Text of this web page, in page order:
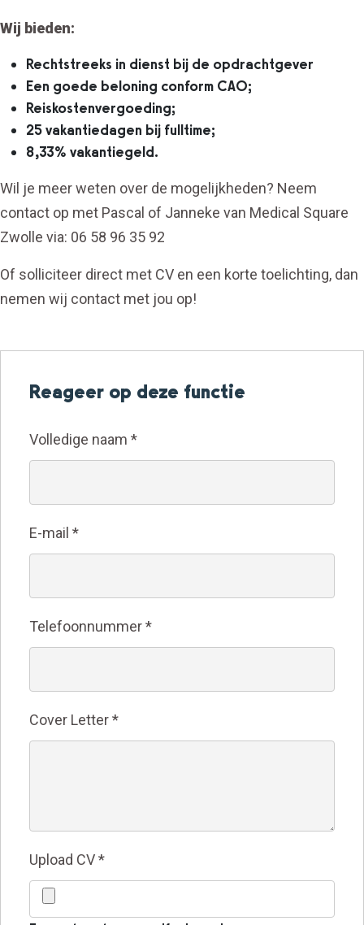
Wij bieden:
Rechtstreeks in dienst bij de opdrachtgever
Een goede beloning conform CAO;
Reiskostenvergoeding;
25 vakantiedagen bij fulltime;
8,33% vakantiegeld.
Wil je meer weten over de mogelijkheden? Neem
contact op met Pascal of Janneke van Medical Square
Zwolle via: 06 58 96 35 92
Of solliciteer direct met CV en een korte toelichting, dan
nemen wij contact met jou op!
Reageer op deze functie
Volledige naam *
E-mail *
Telefoonnummer*
Cover Letter*
Upload CV*